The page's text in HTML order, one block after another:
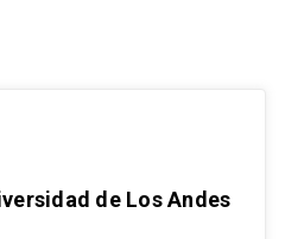
de Los Andes